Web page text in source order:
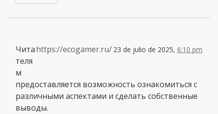
https://ecogamer.ru/ 23 de julio de 2025, 6:10 pm
Чита
теля
м
предоставляется возможность ознакомиться с
различными аспектами и сделать собственные
выводы.